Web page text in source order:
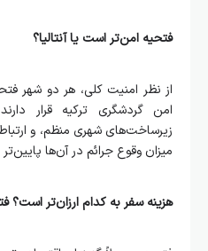
فتحیه امن‌تر است یا آنتالیا؟
از نظر امنیت کلی، هر دو شهر
امن گردشگری ترکیه قرار
زیرساخت‌های شهری منظم، و
میزان وقوع جرائم در آن‌ها
هزینه سفر به کدام ارزان‌تر است؟